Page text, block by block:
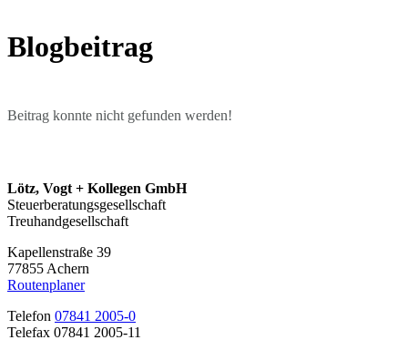
Blogbeitrag
Beitrag konnte nicht gefunden werden!
Lötz, Vogt + Kollegen GmbH
Steuerberatungsgesellschaft
Treuhandgesellschaft
Kapellenstraße 39
77855 Achern
Routenplaner
Telefon 07841 2005-0
Telefax 07841 2005-11